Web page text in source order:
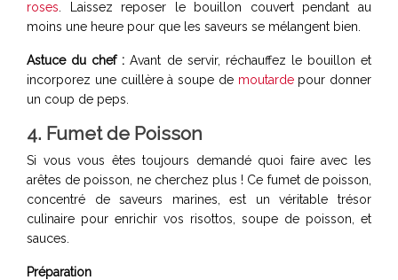
roses . Laissez reposer le bouillon couvert pendant au
moins une heure pour que les saveurs se mélangent bien.
Astuce du chef : Avant de servir, réchauffez le bouillon et
incorporez une cuillère à soupe de moutardepour donner
un coup de peps.
4. Fumet de Poisson
Si vous vous êtes toujours demandé quoi faire avec les
arêtes de poisson, ne cherchez plus ! Ce fumet de poisson,
concentré de saveurs marines, est un véritable trésor
culinaire pour enrichir vos risottos, soupe de poisson, et
sauces.
Préparation